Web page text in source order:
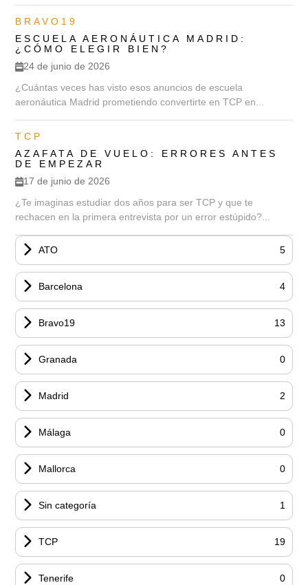
BRAVO19
ESCUELA AERONÁUTICA MADRID:
¿CÓMO ELEGIR BIEN?
24 de junio de 2026
¿Cuántas veces has visto esos anuncios de escuela
aeronáutica Madrid prometiendo convertirte en TCP en...
TCP
AZAFATA DE VUELO: ERRORES ANTES
DE EMPEZAR
17 de junio de 2026
¿Te imaginas estudiar dos años para ser TCP y que te
rechacen en la primera entrevista por un error estúpido?...
ATO 5
Barcelona 4
Bravo19 13
Granada 0
Madrid 2
Málaga 0
Mallorca 0
Sin categoría 1
TCP 19
Tenerife 0